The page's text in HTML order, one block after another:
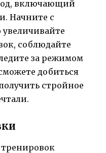
включающий
Начните с
соблюдайте
за режимом
добиться
стройное